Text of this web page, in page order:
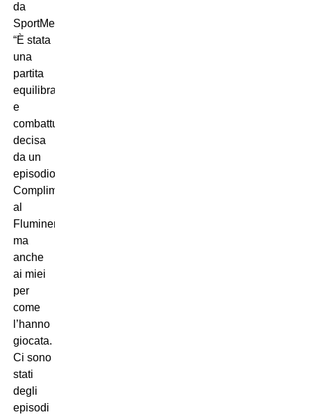
da
SportMediaset:
“È stata
una
partita
equilibrata
e
combattuta,
decisa
da un
episodio.
Complimenti
al
Fluminense,
ma
anche
ai miei
per
come
l’hanno
giocata.
Ci sono
stati
degli
episodi